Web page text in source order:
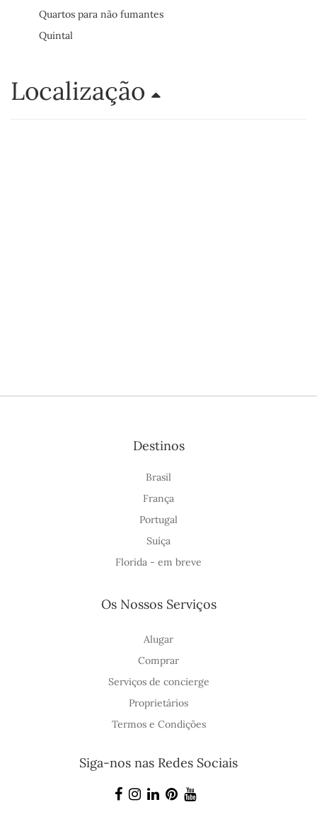
Quartos para não fumantes
Quintal
Localização
Destinos
Brasil
França
Portugal
Suíça
Florida - em breve
Os Nossos Serviços
Alugar
Comprar
Serviços de concierge
Proprietários
Termos e Condições
Siga-nos nas Redes Sociais